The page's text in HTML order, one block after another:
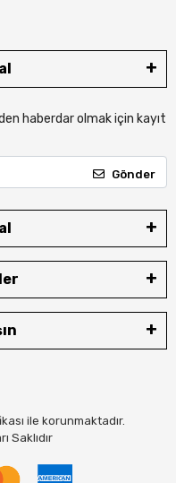
haberdar olmak için kayıt
Gönder
ile korunmaktadır.
Saklıdır